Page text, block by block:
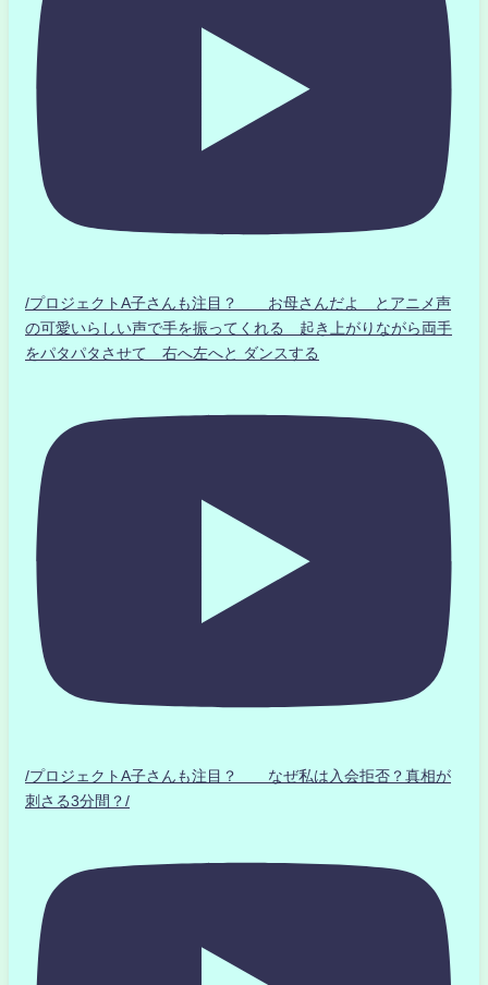
/プロジェクトA子さんも注目？ お母さんだよ とアニメ声
の可愛いらしい声で手を振ってくれる 起き上がりながら両手
をパタパタさせて 右へ左へと ダンスする
/プロジェクトA子さんも注目？ なぜ私は入会拒否？真相が
刺さる3分間？/